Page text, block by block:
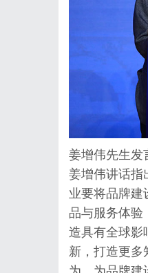
姜增伟先生发
姜增伟讲话指
业要将品牌建
品与服务体验
造具有全球影
新，打造更多